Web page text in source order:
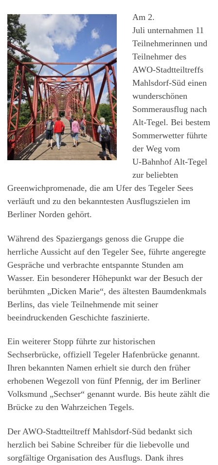
Am 2.
Juli unternahmen 11
Teilnehmerinnen und
Teilnehmer des
AWO-Stadtteiltreffs
Mahlsdorf‑Süd einen
wunderschönen
Sommerausflug nach
Alt‑Tegel. Bei bestem
Sommerwetter führte
der Weg vom
U‑Bahnhof Alt‑Tegel
zur beliebten
Greenwichpromenade, die am Ufer des Tegeler Sees
verläuft und zu den bekanntesten Ausflugszielen im
Berliner Norden gehört.
Während des Spaziergangs genoss die Gruppe die
herrliche Aussicht auf den Tegeler See, führte angeregte
Gespräche und verbrachte entspannte Stunden am
Wasser. Ein besonderer Höhepunkt war der Besuch der
berühmten „Dicken Marie“, des ältesten Baumdenkmals
Berlins, das viele Teilnehmende mit seiner
beeindruckenden Geschichte faszinierte.
Ein weiterer Stopp führte zur historischen
Sechserbrücke, offiziell Tegeler Hafenbrücke genannt.
Ihren bekannten Namen erhielt sie durch den früher
erhobenen Wegezoll von fünf Pfennig, der im Berliner
Volksmund „Sechser“ genannt wurde. Bis heute zählt die
Brücke zu den Wahrzeichen Tegels.
Der AWO-Stadtteiltreff Mahlsdorf‑Süd bedankt sich
herzlich bei Sabine Schreiber für die liebevolle und
sorgfältige Organisation des Ausflugs. Dank ihres